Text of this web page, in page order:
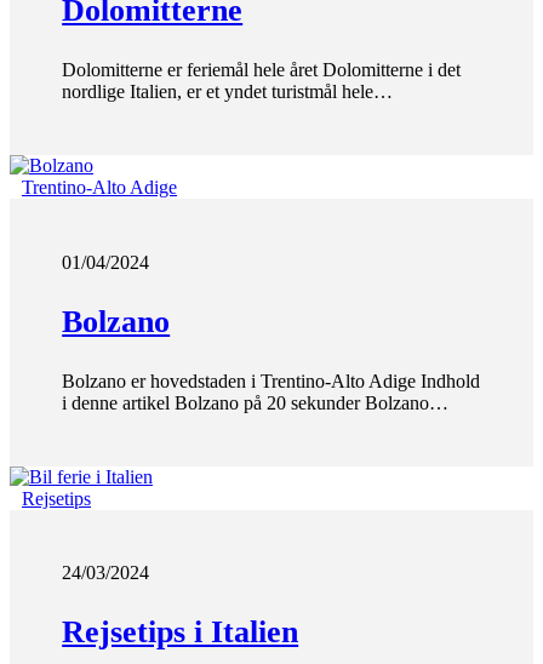
Dolomitterne
Dolomitterne er feriemål hele året Dolomitterne i det
nordlige Italien, er et yndet turistmål hele…
Trentino-Alto Adige
01/04/2024
Bolzano
Bolzano er hovedstaden i Trentino-Alto Adige Indhold
i denne artikel Bolzano på 20 sekunder Bolzano…
Rejsetips
24/03/2024
Rejsetips i Italien